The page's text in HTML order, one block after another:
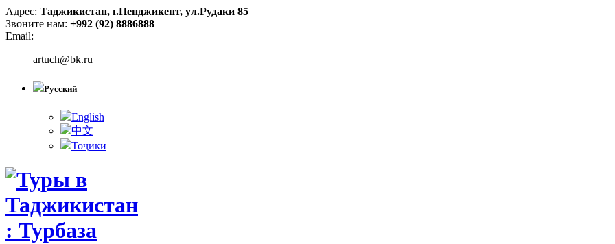
Адрес: Таджикистан, г.Пенджикент, ул.Рудаки 85
Звоните нам: +992 (92) 8886888
Email:
artuch@bk.ru
Русский
English
中文
Тоҷики